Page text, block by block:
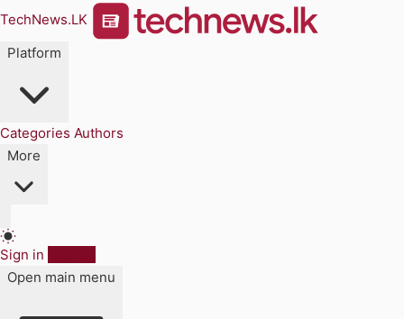
TechNews.LK
Platform
Categories Authors
More
Sign in
Open main menu